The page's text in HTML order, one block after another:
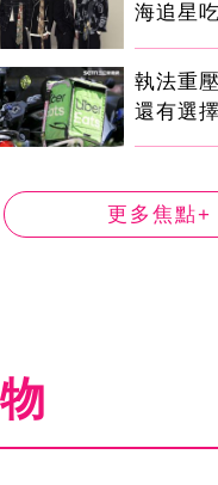
海追星
執法重
還有選
更多焦點+